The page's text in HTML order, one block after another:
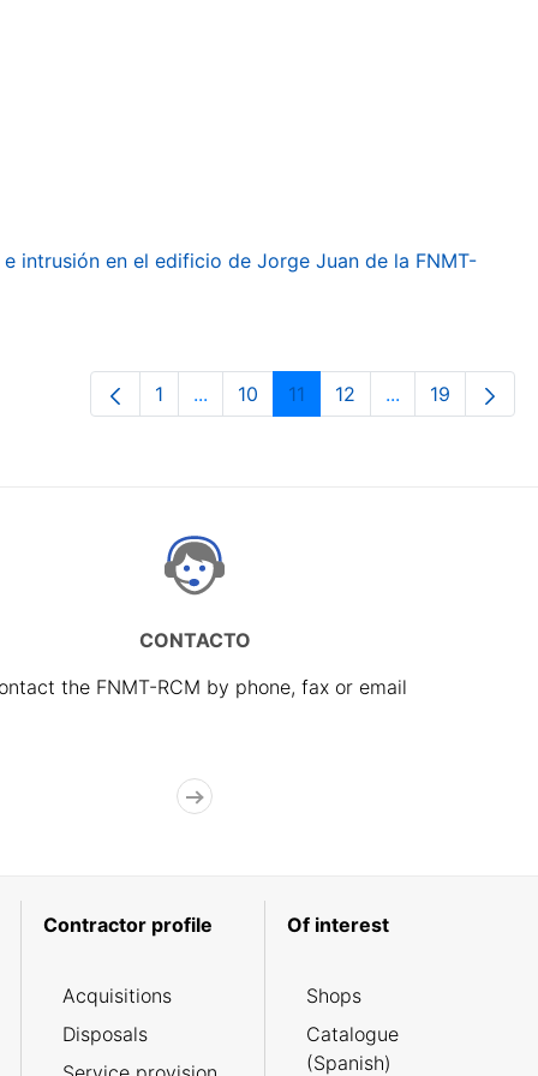
intrusión en el edificio de Jorge Juan de la FNMT-
Page
1 ...Intermediate Pages Use TAB to
Page
10 Page
11 Page
12 ...Intermediate
Page
19
CONTACTO
the FNMT-RCM by phone, fax or email
Contractor profile
Acquisitions
Disposals
Of interest
Shops
Catalogue
(Spanish)